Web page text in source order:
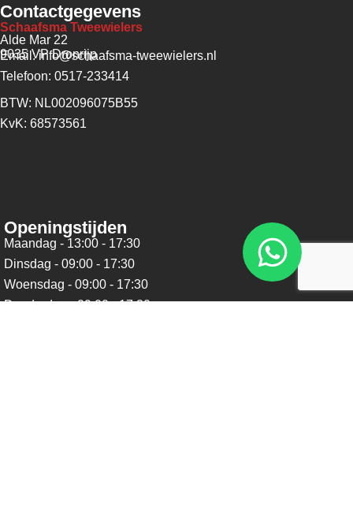
Contactgegevens
Schaafsma Tweewielers
Alde Mar 22
9035 VP Dronrijp
Email: info@schaafsma-tweewielers.nl
Telefoon: 0517-233414
BTW: NL002096075B55
KvK: 68573561
Openingstijden
Maandag - 13:00 - 17:30
Dinsdag - 09:00 - 17:30
Woensdag - 09:00 - 17:30
Donderdag - 09:00 - 17:30